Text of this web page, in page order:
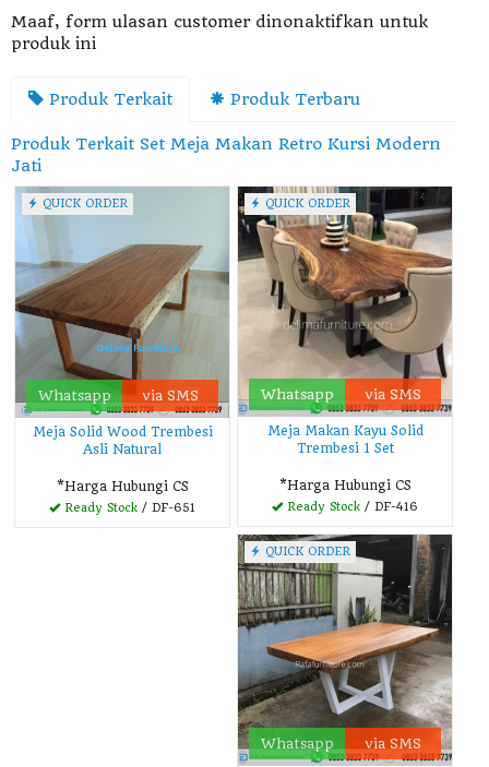
Maaf, form ulasan customer dinonaktifkan untuk
produk ini
Produk Terkait Produk Terbaru
Produk Terkait Set Meja Makan Retro Kursi Modern
Jati
QUICK ORDER
Whatsapp via SMS
Meja Solid Wood Trembesi
Asli Natural
*Harga Hubungi CS
Ready Stock / DF-651
QUICK ORDER
Whatsapp via SMS
Meja Makan Kayu Solid
Trembesi 1 Set
*Harga Hubungi CS
Ready Stock / DF-416
QUICK ORDER
Whatsapp via SMS